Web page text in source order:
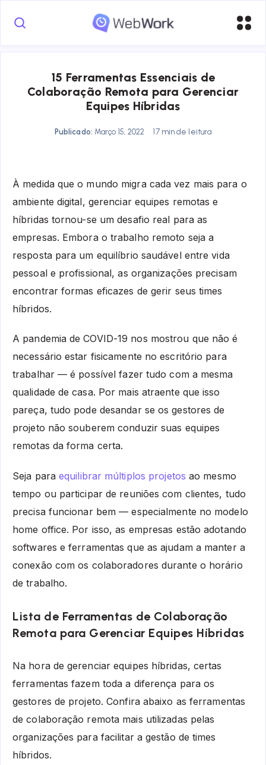
15 Ferramentas Essenciais de
Colaboração Remota para Gerenciar
Equipes Híbridas
Publicado: Março 15, 2022 17 min de leitura
À medida que o mundo migra cada vez mais para o
ambiente digital, gerenciar equipes remotas e
híbridas tornou-se um desafio real para as
empresas. Embora o trabalho remoto seja a
resposta para um equilíbrio saudável entre vida
pessoal e profissional, as organizações precisam
encontrar formas eficazes de gerir seus times
híbridos.
A pandemia de COVID-19 nos mostrou que não é
necessário estar fisicamente no escritório para
trabalhar — é possível fazer tudo com a mesma
qualidade de casa. Por mais atraente que isso
pareça, tudo pode desandar se os gestores de
projeto não souberem conduzir suas equipes
remotas da forma certa.
Seja para equilibrar múltiplos projetos ao mesmo
tempo ou participar de reuniões com clientes, tudo
precisa funcionar bem — especialmente no modelo
home office. Por isso, as empresas estão adotando
softwares e ferramentas que as ajudam a manter a
conexão com os colaboradores durante o horário
de trabalho.
Lista de Ferramentas de Colaboração
Remota para Gerenciar Equipes Híbridas
Na hora de gerenciar equipes híbridas, certas
ferramentas fazem toda a diferença para os
gestores de projeto. Confira abaixo as ferramentas
de colaboração remota mais utilizadas pelas
organizações para facilitar a gestão de times
híbridos.